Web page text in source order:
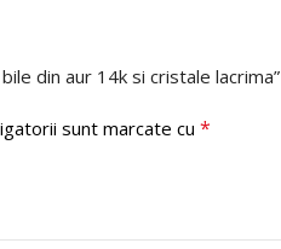
din aur 14k si cristale lacrima”
sunt marcate cu *